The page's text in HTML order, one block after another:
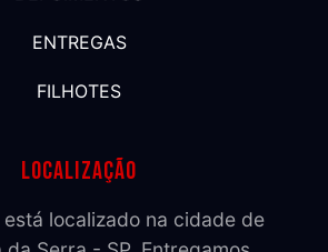
ENTREGAS
FILHOTES
Localização
está localizado na cidade de